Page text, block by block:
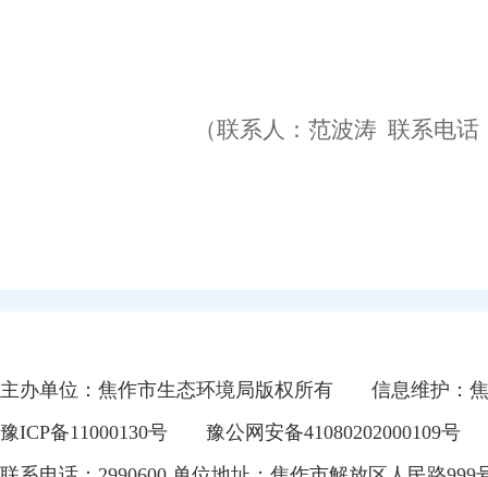
（联系人： 范波涛 联系电话
主办单位：焦作市生态环境局版权所有
信息维护：
豫ICP备11000130号
豫公网安备41080202000109号